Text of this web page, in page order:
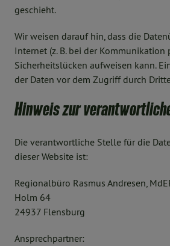
geschieht.
Wir weisen darauf hin, dass die
Internet (z. B. bei der Kommunikation
Sicherheitslücken aufweisen kann.
der Daten vor dem Zugriff durch
Hinweis zur
Die verantwortliche Stelle für die
dieser Website ist:
Regionalbüro Rasmus Andresen,
Holm 64
24937 Flensburg
Ansprechpartner: